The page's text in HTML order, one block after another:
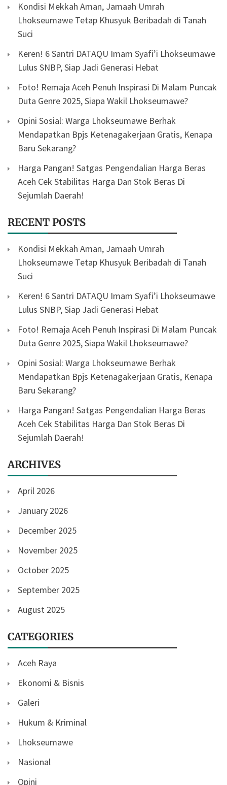
Kondisi Mekkah Aman, Jamaah Umrah
Lhokseumawe Tetap Khusyuk Beribadah di Tanah
Suci
Keren! 6 Santri DATAQU Imam Syafi’i Lhokseumawe
Lulus SNBP, Siap Jadi Generasi Hebat
Foto! Remaja Aceh Penuh Inspirasi Di Malam Puncak
Duta Genre 2025, Siapa Wakil Lhokseumawe?
Opini Sosial: Warga Lhokseumawe Berhak
Mendapatkan Bpjs Ketenagakerjaan Gratis, Kenapa
Baru Sekarang?
Harga Pangan! Satgas Pengendalian Harga Beras
Aceh Cek Stabilitas Harga Dan Stok Beras Di
Sejumlah Daerah!
RECENT POSTS
Kondisi Mekkah Aman, Jamaah Umrah
Lhokseumawe Tetap Khusyuk Beribadah di Tanah
Suci
Keren! 6 Santri DATAQU Imam Syafi’i Lhokseumawe
Lulus SNBP, Siap Jadi Generasi Hebat
Foto! Remaja Aceh Penuh Inspirasi Di Malam Puncak
Duta Genre 2025, Siapa Wakil Lhokseumawe?
Opini Sosial: Warga Lhokseumawe Berhak
Mendapatkan Bpjs Ketenagakerjaan Gratis, Kenapa
Baru Sekarang?
Harga Pangan! Satgas Pengendalian Harga Beras
Aceh Cek Stabilitas Harga Dan Stok Beras Di
Sejumlah Daerah!
ARCHIVES
April 2026
January 2026
December 2025
November 2025
October 2025
September 2025
August 2025
CATEGORIES
Aceh Raya
Ekonomi & Bisnis
Galeri
Hukum & Kriminal
Lhokseumawe
Nasional
Opini